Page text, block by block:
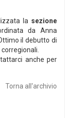
la sezione
da Anna
il debutto di
anche per
Torna all'archivio